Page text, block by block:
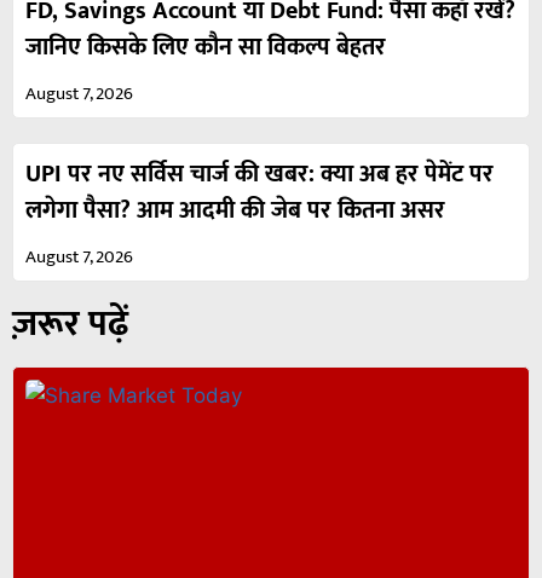
FD, Savings Account या Debt Fund: पैसा कहाँ रखें?
जानिए किसके लिए कौन सा विकल्प बेहतर
August 7, 2026
UPI पर नए सर्विस चार्ज की खबर: क्या अब हर पेमेंट पर
लगेगा पैसा? आम आदमी की जेब पर कितना असर
August 7, 2026
ज़रूर पढ़ें